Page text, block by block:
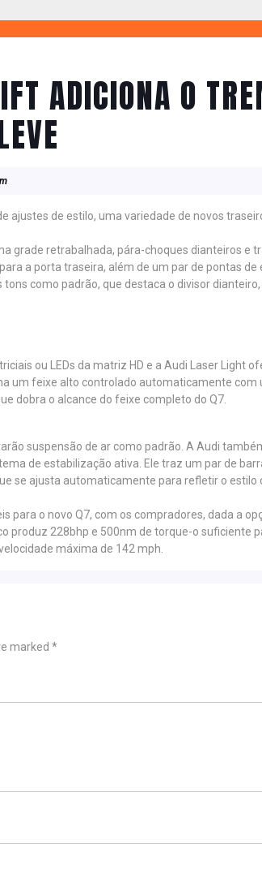
ADICIONA O
ajustes de estilo, uma variedade de novos
grade retrabalhada, pára-choques dianteiros e
a porta traseira, além de um par de pontas de
como padrão, que destaca o divisor dianteiro,
ou LEDs da matriz HD e a Audi Laser Light
um feixe alto controlado automaticamente com
dobra o alcance do feixe completo do Q7.
suspensão de ar como padrão. A Audi
de estabilização ativa. Ele traz um par de
se ajusta automaticamente para refletir o estilo
para o novo Q7, com os compradores, dada a
produz 228bhp e 500nm de torque-o suficiente
máxima de 142 mph.
marked *